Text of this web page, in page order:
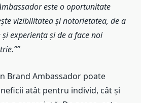
este o oportunitate
vizibilitatea și notorietatea, de a
experiența și de a face noi
Brand Ambassador poate
atât pentru individ, cât și